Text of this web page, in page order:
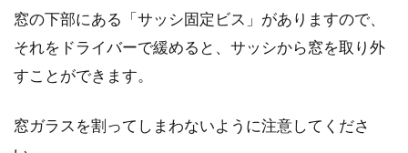
快適にするには収納が鍵！
1DKの間取りで二人暮らしをしている方も多い
窓の下部にある「サッシ固定ビス」がありますので、
それをドライバーで緩めると、サッシから窓を取り外
すことができます。
窓ガラスを割ってしまわないように注意してくださ